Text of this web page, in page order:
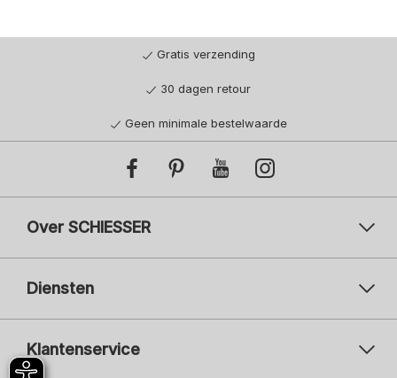
Gratis verzending
30 dagen retour
Geen minimale bestelwaarde
Over SCHIESSER
Diensten
Klantenservice